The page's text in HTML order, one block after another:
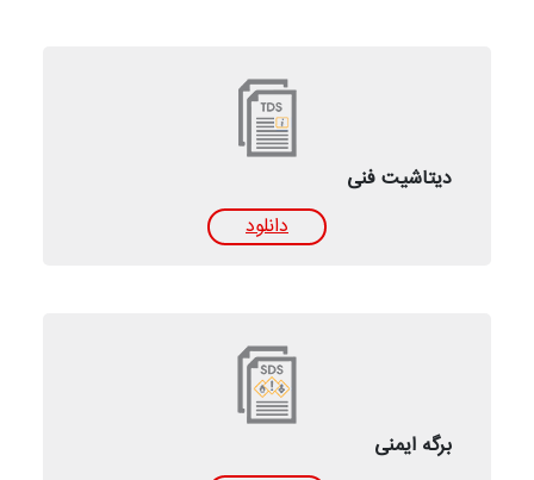
دیتاشیت فنی
دانلود
برگه ایمنی